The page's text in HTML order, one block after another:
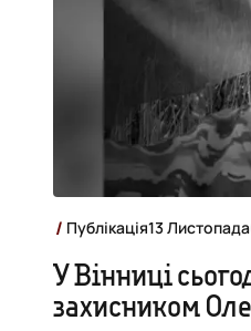
Публікація13 Листопада
У Вінниці
захисником